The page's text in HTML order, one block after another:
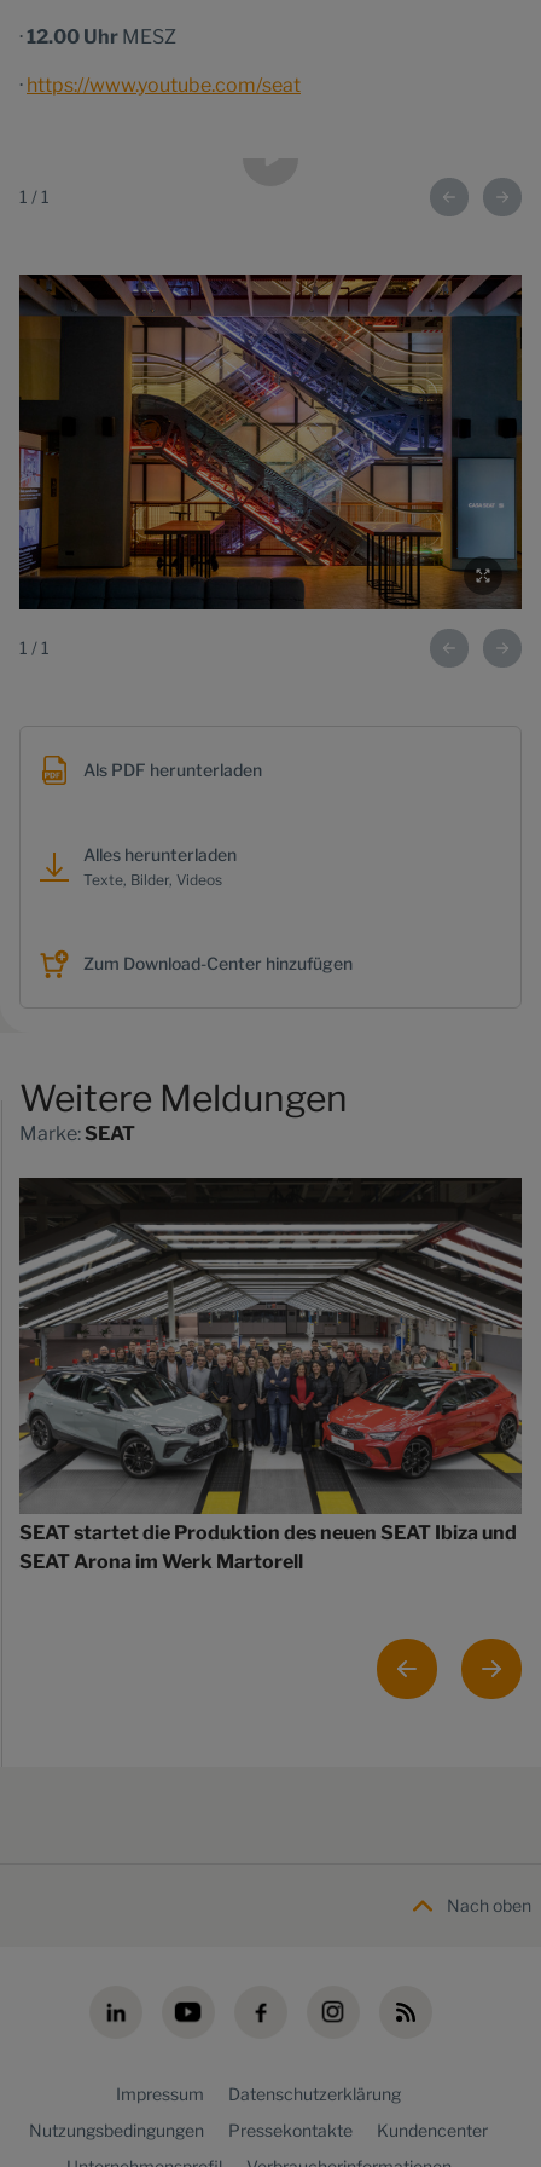
·12.00 Uhr MESZ
· https://www.youtube.com/seat
1 / 1
1 / 1
Als PDF herunterladen
Alles herunterladen
Texte, Bilder, Videos
Zum Download-Center hinzufügen
Weitere Meldungen
Marke: SEAT
SEAT startet die Produktion des neuen SEAT Ibiza und
SEAT Arona im Werk Martorell
Nach oben
Impressum
Datenschutzerklärung
Nutzungsbedingungen
Pressekontakte
Kundencenter